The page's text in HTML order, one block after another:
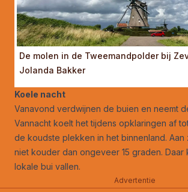
De molen in de Tweemandpolder bij
Jolanda Bakker
Koele nacht
Vanavond verdwijnen de buien en neemt
Vannacht koelt het tijdens opklaringen af
de koudste plekken in het binnenland.
niet kouder dan ongeveer 15 graden. Daar
lokale bui vallen.
Advertentie